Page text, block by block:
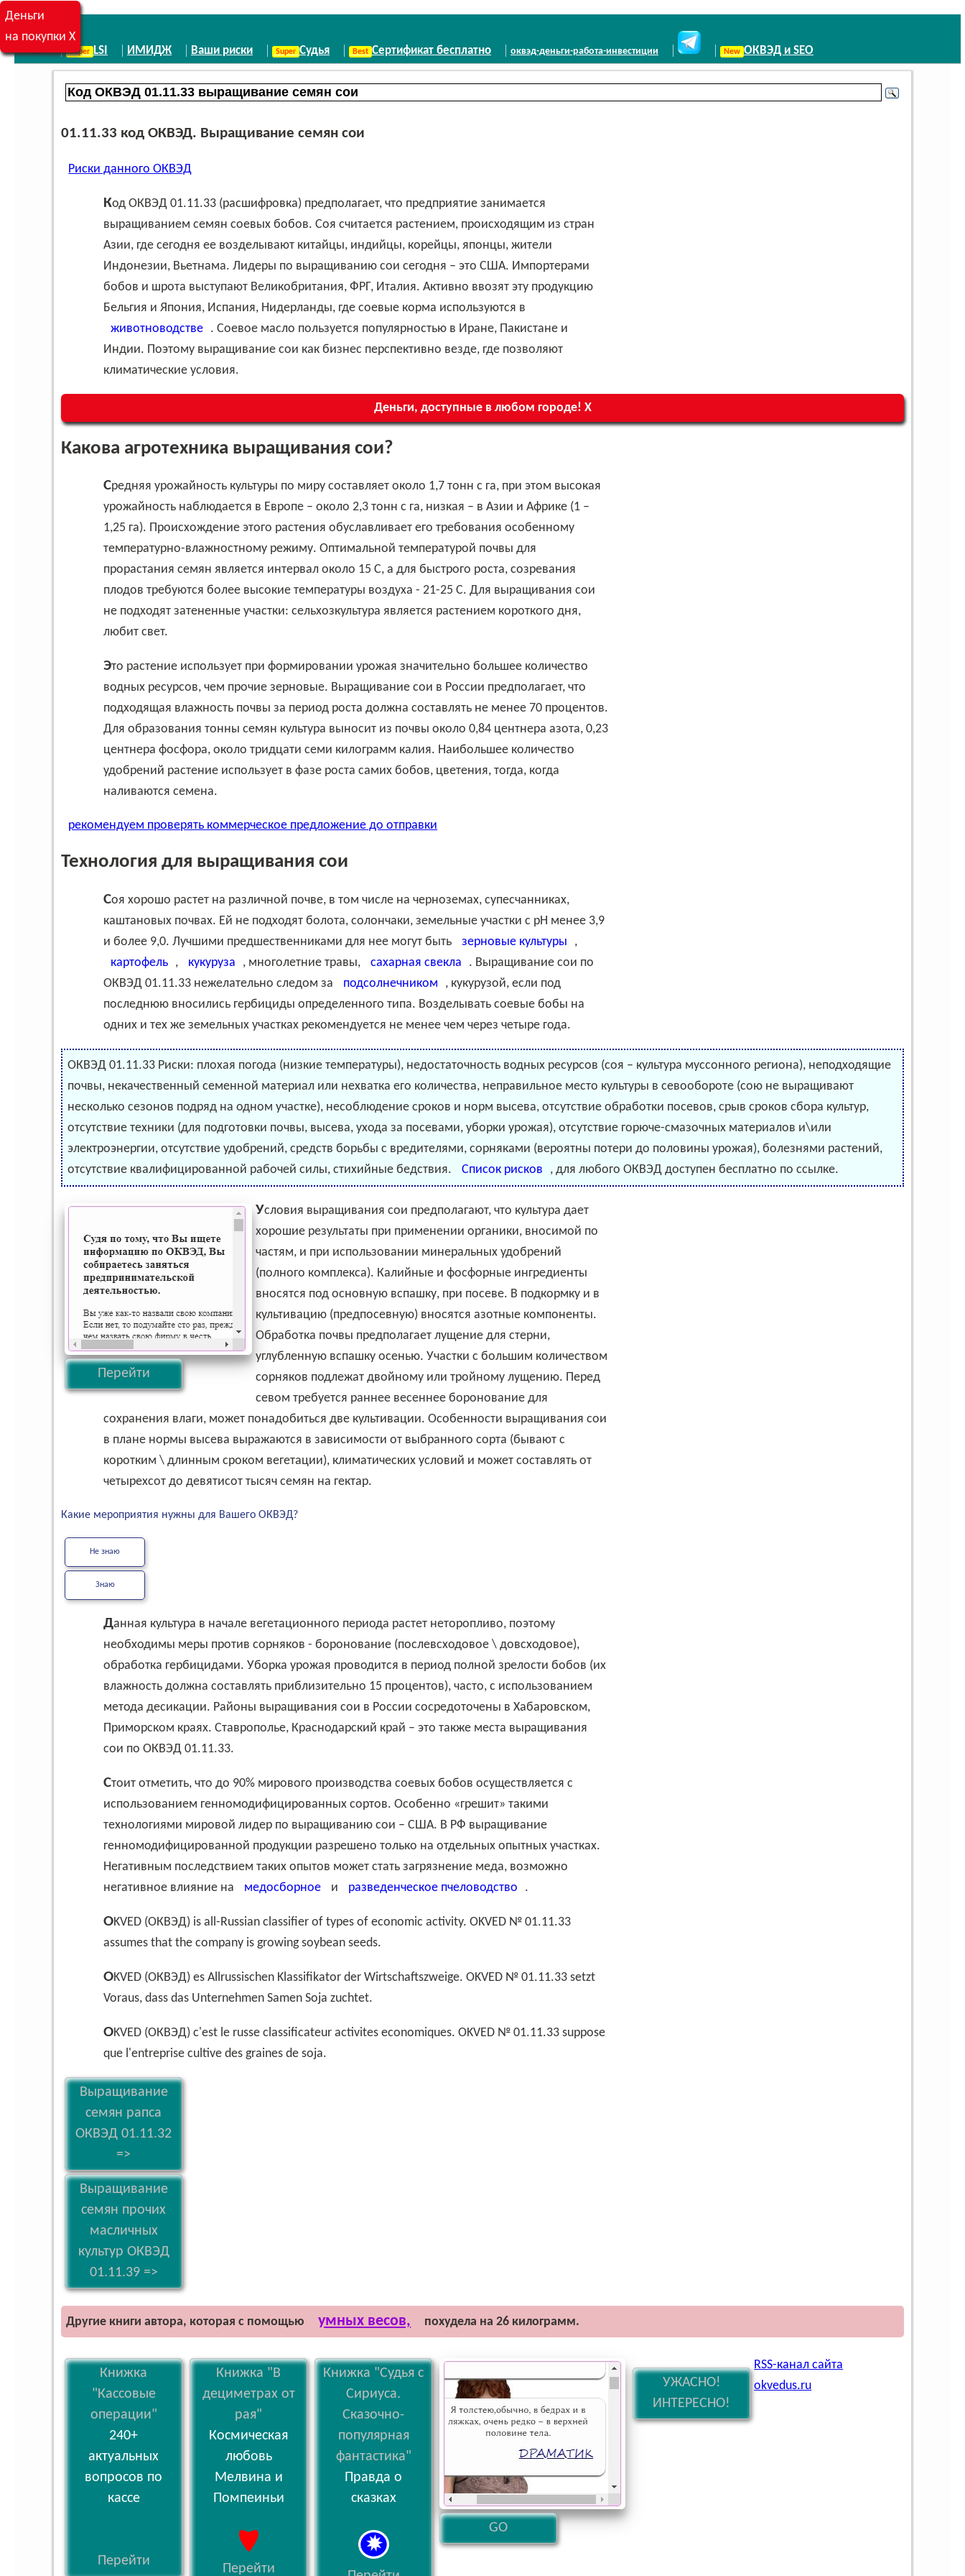
LSI ИМИДЖ Ваши риски Судья Сертификат бесплатно оквэд-деньги-работа-инвестиции ОКВЭД и SEO
01.11.33 код ОКВЭД. Выращивание семян сои
Риски данного ОКВЭД
Код ОКВЭД 01.11.33 (расшифровка) предполагает, что предприятие занимается
выращиванием семян соевых бобов. Соя считается растением, происходящим из стран
Азии, где сегодня ее возделывают китайцы, индийцы, корейцы, японцы, жители
Индонезии, Вьетнама. Лидеры по выращиванию сои сегодня – это США. Импортерами
бобов и шрота выступают Великобритания, ФРГ, Италия. Активно ввозят эту продукцию
Бельгия и Япония, Испания, Нидерланды, где соевые корма используются в
животноводстве . Соевое масло пользуется популярностью в Иране, Пакистане и
Индии. Поэтому выращивание сои как бизнес перспективно везде, где позволяют
климатические условия.
Деньги, доступные в любом городе! Х
Деньги
на покупки X
Какова агротехника выращивания сои?
Средняя урожайность культуры по миру составляет около 1,7 тонн с га, при этом высокая
урожайность наблюдается в Европе – около 2,3 тонн с га, низкая – в Азии и Африке (1 –
1,25 га). Происхождение этого растения обуславливает его требования особенному
температурно-влажностному режиму. Оптимальной температурой почвы для
прорастания семян является интервал около 15 С, а для быстрого роста, созревания
плодов требуются более высокие температуры воздуха - 21-25 С. Для выращивания сои
не подходят затененные участки: сельхозкультура является растением короткого дня,
любит свет.
Это растение использует при формировании урожая значительно большее количество
водных ресурсов, чем прочие зерновые. Выращивание сои в России предполагает, что
подходящая влажность почвы за период роста должна составлять не менее 70 процентов.
Для образования тонны семян культура выносит из почвы около 0,84 центнера азота, 0,23
центнера фосфора, около тридцати семи килограмм калия. Наибольшее количество
удобрений растение использует в фазе роста самих бобов, цветения, тогда, когда
наливаются семена.
рекомендуем проверять коммерческое предложение до отправки
Технология для выращивания сои
Соя хорошо растет на различной почве, в том числе на черноземах, супесчанниках,
каштановых почвах. Ей не подходят болота, солончаки, земельные участки с рН менее 3,9
и более 9,0. Лучшими предшественниками для нее могут быть
зерновые культуры
,
картофель , кукуруза , многолетние травы, сахарная свекла
. Выращивание сои по
ОКВЭД 01.11.33 нежелательно следом за
подсолнечником
, кукурузой, если под
последнюю вносились гербициды определенного типа. Возделывать соевые бобы на
одних и тех же земельных участках рекомендуется не менее чем через четыре года.
ОКВЭД 01.11.33 Риски: плохая погода (низкие температуры), недостаточность водных ресурсов (соя – культура муссонного региона), неподходящие
почвы, некачественный семенной материал или нехватка его количества, неправильное место культуры в севообороте (сою не выращивают
несколько сезонов подряд на одном участке), несоблюдение сроков и норм высева, отсутствие обработки посевов, срыв сроков сбора культур,
отсутствие техники (для подготовки почвы, высева, ухода за посевами, уборки урожая), отсутствие горюче-смазочных материалов и\или
электроэнергии, отсутствие удобрений, средств борьбы с вредителями, сорняками (вероятны потери до половины урожая), болезнями растений,
отсутствие квалифицированной рабочей силы, стихийные бедствия.
Список рисков , для любого ОКВЭД доступен бесплатно по ссылке.
Перейти
Условия выращивания сои предполагают, что культура дает
хорошие результаты при применении органики, вносимой по
частям, и при использовании минеральных удобрений
(полного комплекса). Калийные и фосфорные ингредиенты
вносятся под основную вспашку, при посеве. В подкормку и в
культивацию (предпосевную) вносятся азотные компоненты.
Обработка почвы предполагает лущение для стерни,
углубленную вспашку осенью. Участки с большим количеством
сорняков подлежат двойному или тройному лущению. Перед
севом требуется раннее весеннее боронование для
сохранения влаги, может понадобиться две культивации. Особенности выращивания сои
в плане нормы высева выражаются в зависимости от выбранного сорта (бывают с
коротким \ длинным сроком вегетации), климатических условий и может составлять от
четырехсот до девятисот тысяч семян на гектар.
Какие мероприятия нужны для Вашего ОКВЭД?
Не знаю
Знаю
Данная культура в начале вегетационного периода растет неторопливо, поэтому
необходимы меры против сорняков - боронование (послевсходовое \ довсходовое),
обработка гербицидами. Уборка урожая проводится в период полной зрелости бобов (их
влажность должна составлять приблизительно 15 процентов), часто, с использованием
метода десикации. Районы выращивания сои в России сосредоточены в Хабаровском,
Приморском краях. Ставрополье, Краснодарский край – это также места выращивания
сои по ОКВЭД 01.11.33.
Стоит отметить, что до 90% мирового производства соевых бобов осуществляется с
использованием генномодифицированных сортов. Особенно «грешит» такими
технологиями мировой лидер по выращиванию сои – США. В РФ выращивание
генномодифицированной продукции разрешено только на отдельных опытных участках.
Негативным последствием таких опытов может стать загрязнение меда, возможно
негативное влияние на
медосборное и разведенческое пчеловодство .
OKVED (ОКВЭД) is all-Russian classifier of types of economic activity. OKVED № 01.11.33
assumes that the company is growing soybean seeds.
OKVED (ОКВЭД) es Allrussischen Klassifikator der Wirtschaftszweige. OKVED № 01.11.33 setzt
Voraus, dass das Unternehmen Samen Soja zuchtet.
OKVED (ОКВЭД) c'est le russe classificateur activites economiques. OKVED № 01.11.33 suppose
que l'entreprise cultive des graines de soja.
Выращивание
семян рапса
ОКВЭД 01.11.32
=>
Выращивание
семян прочих
масличных
культур ОКВЭД
01.11.39 =>
Другие книги автора, которая с помощью умных весов, похудела на 26 килограмм.
Книжка
"Кассовые
операции"
240+
актуальных
вопросов по
кассе
Перейти
Книжка "В
дециметрах от
рая"
Космическая
любовь
Мелвина и
Помпеиньи
Перейти
Книжка "Судья с
Сириуса.
Сказочно-
популярная
фантастика"
Правда о
сказках
GO
УЖАСНО!
ИНТЕРЕСНО!
RSS-канал сайта
okvedus.ru